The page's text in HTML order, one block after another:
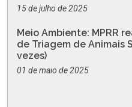
15 de julho de 2025
Meio Ambiente: MPRR
de Triagem de Animais
vezes)
01 de maio de 2025